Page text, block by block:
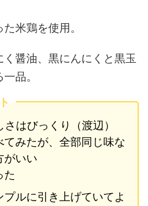
米鶏を使用。
醤油、黒にんにくと黒玉
品。
はびっくり（渡辺）
みたが、全部同じ味な
がいい
た
ルに引き上げていてよ